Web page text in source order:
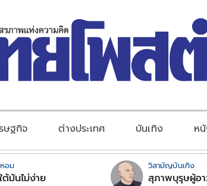
ษฐกิจ ต่างประเทศ บันเทิง ห
อม
ต้มันไม่ง่าย
วิสามัญบันเทิง
สุภาพบุรุษผู้อา